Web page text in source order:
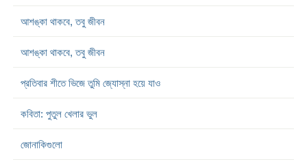
আশঙ্কা থাকবে, তবু জীবন
আশঙ্কা থাকবে, তবু জীবন
প্রতিবার শীতে ভিজে তুমি জ্যোস্না হয়ে যাও
কবিতা: পুতুল খেলার ভুল
জোনাকিগুলো